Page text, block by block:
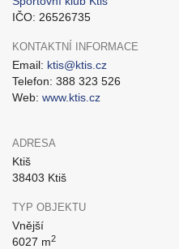
IČO: 26526735
KONTAKTNÍ INFORMACE
Email: ktis@ktis.cz
Telefon: 388 323 526
Web: www.ktis.cz
ADRESA
Ktiš
38403 Ktiš
TYP OBJEKTU
Vnější
6027 m2